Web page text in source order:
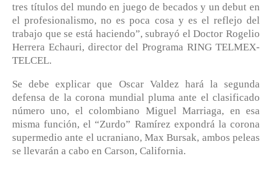
tres títulos del mundo en juego de becados y un debut en
el profesionalismo, no es poca cosa y es el reflejo del
trabajo que se está haciendo”, subrayó el Doctor Rogelio
Herrera Echauri, director del Programa RING TELMEX-
TELCEL.
Se debe explicar que Oscar Valdez hará la segunda
defensa de la corona mundial pluma ante el clasificado
número uno, el colombiano Miguel Marriaga, en esa
misma función, el “Zurdo” Ramírez expondrá la corona
supermedio ante el ucraniano, Max Bursak, ambos peleas
se llevarán a cabo en Carson, California.